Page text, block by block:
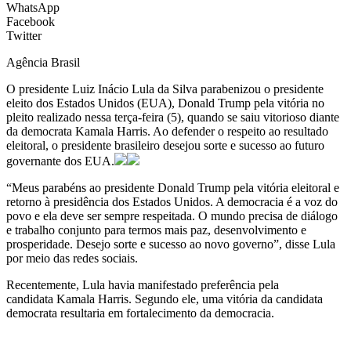
WhatsApp
Facebook
Twitter
Agência Brasil
O presidente Luiz Inácio Lula da Silva parabenizou o presidente
eleito dos Estados Unidos (EUA), Donald Trump pela vitória no
pleito realizado nessa terça-feira (5), quando se saiu vitorioso diante
da democrata Kamala Harris. Ao defender o respeito ao resultado
eleitoral, o presidente brasileiro desejou sorte e sucesso ao futuro
governante dos EUA.
“Meus parabéns ao presidente Donald Trump pela vitória eleitoral e
retorno à presidência dos Estados Unidos. A democracia é a voz do
povo e ela deve ser sempre respeitada. O mundo precisa de diálogo
e trabalho conjunto para termos mais paz, desenvolvimento e
prosperidade. Desejo sorte e sucesso ao novo governo”, disse Lula
por meio das redes sociais.
Recentemente, Lula havia manifestado preferência pela
candidata Kamala Harris. Segundo ele, uma vitória da candidata
democrata resultaria em fortalecimento da democracia.